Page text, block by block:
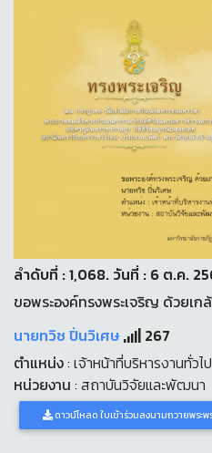
ลำดับที่ : 1,068. วันที่ : 6 ต.ค.
ขอพระองค์ทรงพระเจริญ ด้วยเก
นายทวิช ปิ่นวิเศษ
267
ตำแหน่ง: เจ้าหน้าที่บริหารงานทั่วไป
หน่วยงาน : สถาบันวิจัยและพัฒนา
ดาวน์โหลด ใบเข้าร่วมลงนามถวายพระพ